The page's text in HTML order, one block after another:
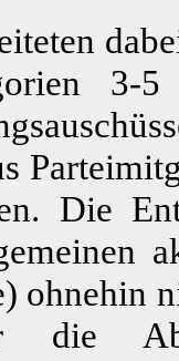
3-5
Die
ohnehin
die